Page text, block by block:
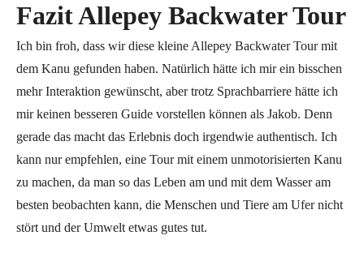
Fazit Allepey Backwater Tour
Ich bin froh, dass wir diese kleine Allepey Backwater Tour mit
dem Kanu gefunden haben. Natürlich hätte ich mir ein bisschen
mehr Interaktion gewünscht, aber trotz Sprachbarriere hätte ich
mir keinen besseren Guide vorstellen können als Jakob. Denn
gerade das macht das Erlebnis doch irgendwie authentisch. Ich
kann nur empfehlen, eine Tour mit einem unmotorisierten Kanu
zu machen, da man so das Leben am und mit dem Wasser am
besten beobachten kann, die Menschen und Tiere am Ufer nicht
stört und der Umwelt etwas gutes tut.